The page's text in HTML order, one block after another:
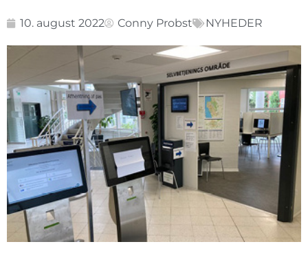
10. august 2022 Conny Probst NYHEDER